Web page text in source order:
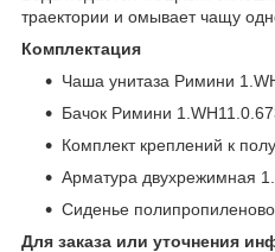
траектории и омывает чащу
Комплектация
Чаша унитаза Римини
Бачок Римини
Комплект креплений к
Арматура двухрежимная
Сиденье
Для заказа или уточнения